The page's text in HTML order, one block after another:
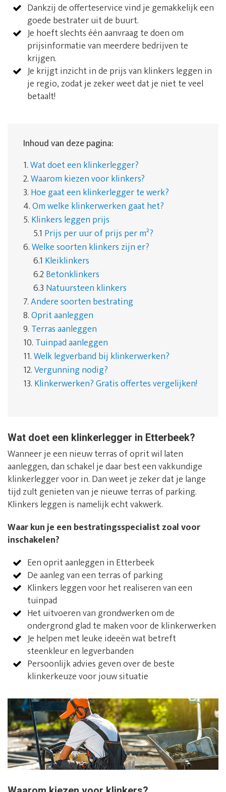
Dankzij de offerteservice vind je gemakkelijk een
goede bestrater uit de buurt.
Je hoeft slechts één aanvraag te doen om
prijsinformatie van meerdere bedrijven te
krijgen.
Je krijgt inzicht in de prijs van klinkers leggen in
je regio, zodat je zeker weet dat je niet te veel
betaalt!
Inhoud van deze pagina:
1.Wat doet een klinkerlegger?
2.Waarom kiezen voor klinkers?
3. Hoe gaat een klinkerlegger te werk?
4.Om welke klinkerwerken gaat het?
5. Klinkers leggen prijs
5.1 Prijs per uur of prijs per m²?
6.Welke soorten klinkers zijn er?
6.1 Kleiklinkers
6.2Betonklinkers
6.3 Natuursteen klinkers
7.Andere soorten bestrating
8.Oprit aanleggen
9. Terras aanleggen
10. Tuinpad aanleggen
11.Welk legverband bij klinkerwerken?
12.Vergunning nodig?
13. Klinkerwerken? Gratis offertes vergelijken!
Wat doet een klinkerlegger in Etterbeek?
Wanneer je een nieuw terras of oprit wil laten
aanleggen, dan schakel je daar best een vakkundige
klinkerlegger voor in. Dan weet je zeker dat je lange
tijd zult genieten van je nieuwe terras of parking.
Klinkers leggen is namelijk echt vakwerk.
Waar kun je een bestratingsspecialist zoal voor
inschakelen?
Een oprit aanleggen in Etterbeek
De aanleg van een terras of parking
Klinkers leggen voor het realiseren van een
tuinpad
Het uitvoeren van grondwerken om de
ondergrond glad te maken voor de klinkerwerken
Je helpen met leuke ideeën wat betreft
steenkleur en legverbanden
Persoonlijk advies geven over de beste
klinkerkeuze voor jouw situatie